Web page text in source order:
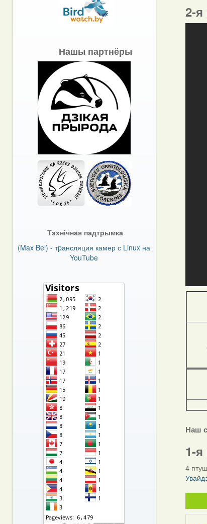
2-я
Наш
1-я
4
Нашы партнёры
Тэхнічная падтрымка
(Max Bel) - тpансляция камер с Linux на
YouTube